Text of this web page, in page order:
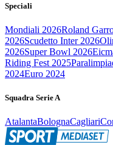
Speciali
Mondiali 2026Roland
2026Scudetto Inter 2026
2026Super Bowl 2026
Riding Fest 2025
2024Euro 2024
Squadra Serie A
AtalantaBolognaCagliari